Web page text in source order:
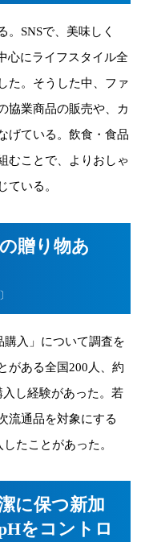
SNSで、美味しく
心にライフスタイル全
た。そうした中、ファ
協業商品の販売や、カ
げている。飲食・食品
むことで、よりおしゃ
ている。
贈り物あ
入」について調査を
がある全国200人、約
し経験があった。若
流通品を対象にする
たことがあった。
に保つ新加
をコントロ